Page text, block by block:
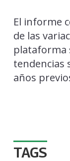
El informe
de las
plataforma
tendencias
años
TAGS